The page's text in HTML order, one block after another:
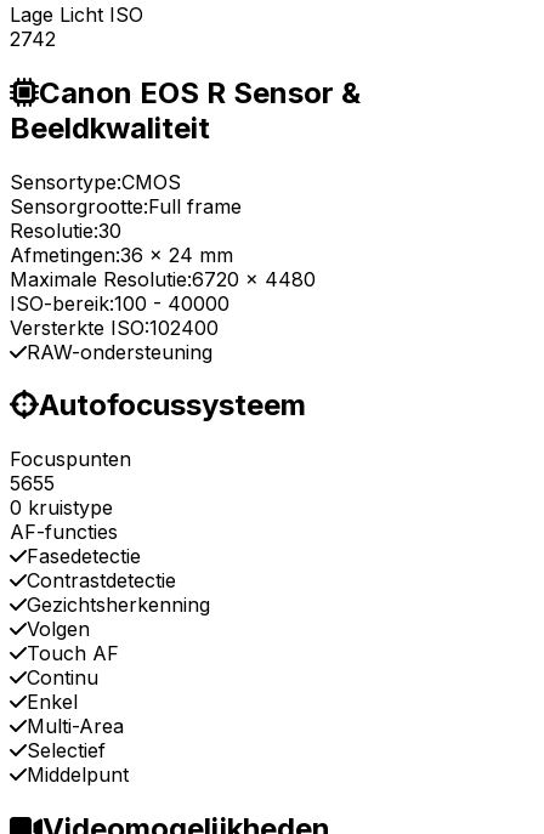
Lage Licht ISO
2742
Canon EOS R Sensor &
Beeldkwaliteit
Sensortype:CMOS
Sensorgrootte:Full frame
Resolutie:30
Afmetingen:36 x 24 mm
Maximale Resolutie:6720 x 4480
ISO-bereik:100 - 40000
Versterkte ISO:102400
RAW-ondersteuning
Autofocussysteem
Focuspunten
5655
0 kruistype
AF-functies
Fasedetectie
Contrastdetectie
Gezichtsherkenning
Volgen
Touch AF
Continu
Enkel
Multi-Area
Selectief
Middelpunt